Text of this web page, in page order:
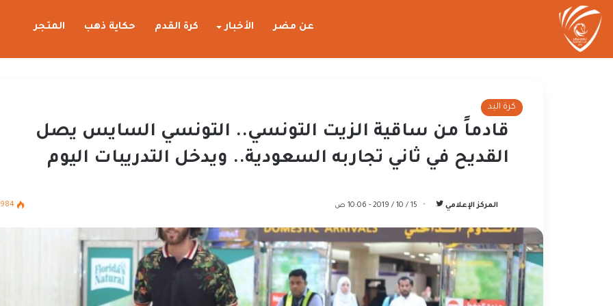
عن مضر الأخبار كرة القدم حكاية ذهب المتجر
كرة اليد
قادماً من ساقية الزيت التونسي.. التونسي السايس يصل
القديح في ثاني تجاربه السعودية.. ويدخل التدريبات اليوم
المركز الإعلامي
تابع
تويتر
15 / 10 / 2019 - 10:06 ص 984